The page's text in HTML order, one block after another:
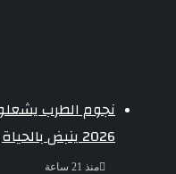
نجوم الطرب
2026 ينبض بالحياة
منذ 21 ساعة